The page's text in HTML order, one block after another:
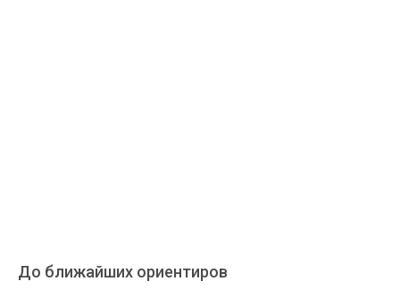
До ближайших ориентиров